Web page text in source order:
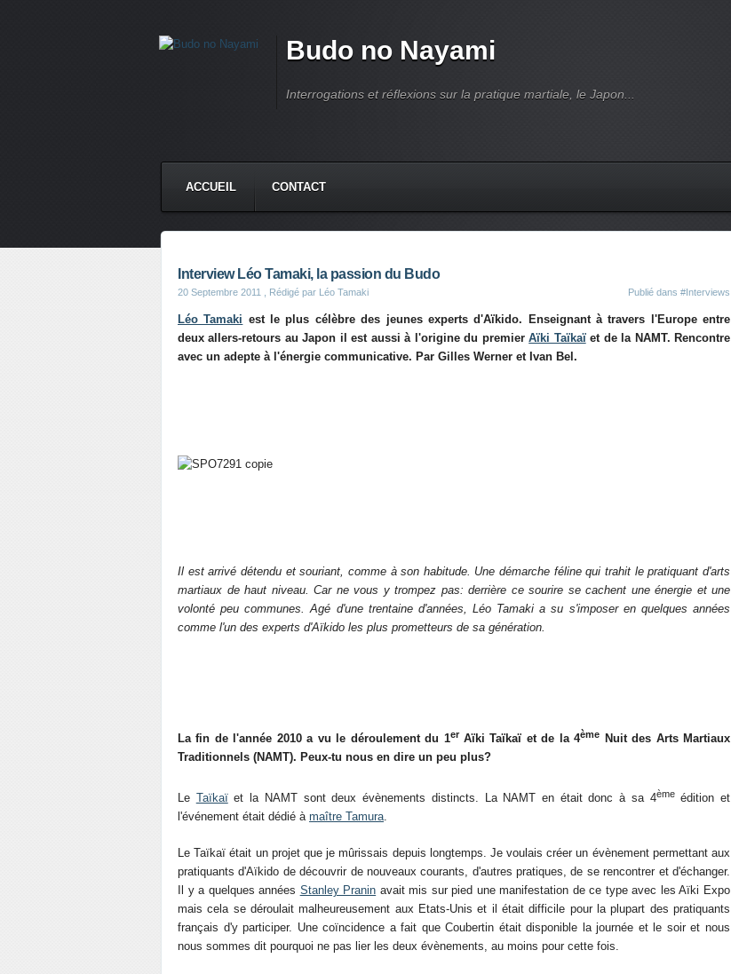
Budo no Nayami
Interrogations et réflexions sur la pratique martiale, le Japon...
ACCUEIL CONTACT
Interview Léo Tamaki, la passion du Budo
20 Septembre 2011 , Rédigé par Léo Tamaki Publié dans #Interviews
Léo Tamaki est le plus célèbre des jeunes experts d'Aïkido. Enseignant à travers l'Europe entre
deux allers-retours au Japon il est aussi à l'origine du premierAïki Taïkaïet de la NAMT. Rencontre
avec un adepte à l'énergie communicative. Par Gilles Werner et Ivan Bel.
Il est arrivé détendu et souriant, comme à son habitude. Une démarche féline qui trahit le pratiquant d'arts
martiaux de haut niveau. Car ne vous y trompez pas: derrière ce sourire se cachent une énergie et une
volonté peu communes. Agé d'une trentaine d'années, Léo Tamaki a su s'imposer en quelques années
comme l'un des experts d'Aïkido les plus prometteurs de sa génération.
La fin de l'année 2010 a vu le déroulement du 1erAïki Taïkaï et de la 4ème
Nuit des Arts Martiaux
Traditionnels (NAMT). Peux-tu nous en dire un peu plus?
Le Taïkaïet la NAMT sont deux évènements distincts. La NAMT en était donc à sa 4èmeédition et
l'événement était dédié à maître Tamura
Le Taïkaï était un projet que je mûrissais depuis longtemps. Je voulais créer un évènement permettant aux
pratiquants d'Aïkido de découvrir de nouveaux courants, d'autres pratiques, de se rencontrer et d'échanger.
Il y a quelques années Stanley Pranin avait mis sur pied une manifestation de ce type avec les Aïki Expo
mais cela se déroulait malheureusement aux Etats-Unis et il était difficile pour la plupart des pratiquants
français d'y participer. Une coïncidence a fait que Coubertin était disponible la journée et le soir et nous
nous sommes dit pourquoi ne pas lier les deux évènements, au moins pour cette fois.